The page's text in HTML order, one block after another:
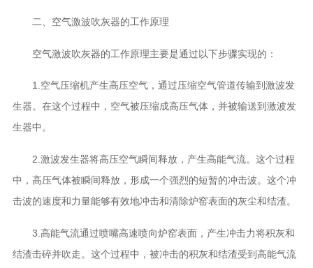
二、空气激波吹灰器的工作原理
空气激波吹灰器的工作原理主要是通过以下步骤实现的：
1.空气压缩机产生高压空气，通过压缩空气管道传输到激波发
生器。在这个过程中，空气被压缩成高压气体，并被输送到激波发
生器中。
2.激波发生器将高压空气瞬间释放，产生高能气流。这个过程
中，高压气体被瞬间释放，形成一个强烈的短暂的冲击波。这个冲
击波的速度和力量能够有效地冲击和清除炉窑表面的灰尘和结渣。
3.高能气流通过喷嘴高速喷向炉窑表面，产生冲击力将积灰和
结渣击碎并吹走。这个过程中，被冲击的积灰和结渣受到高能气流